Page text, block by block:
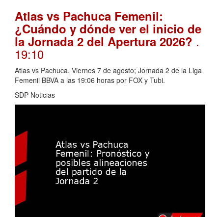
Atlas vs Pachuca Femenil:
¿Cuándo y dónde ver el inicio de
la Jornada 2 del Apertura 2026? .
19:10
Atlas vs Pachuca. Viernes 7 de agosto; Jornada 2 de la Liga
Femenil BBVA a las 19:06 horas por FOX y Tubi.
SDP Noticias